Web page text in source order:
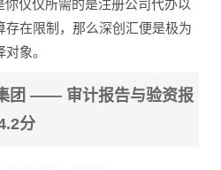
仅仅所需的是注册公司代办以
存在限制，那么深创汇便是极为
象。
团 —— 审计报告与验资报
分